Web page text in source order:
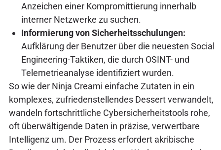
Anzeichen einer Kompromittierung innerhalb
interner Netzwerke zu suchen.
Informierung von Sicherheitsschulungen:
Aufklärung der Benutzer über die neuesten Social
Engineering-Taktiken, die durch OSINT- und
Telemetrieanalyse identifiziert wurden.
So wie der Ninja Creami einfache Zutaten in ein
komplexes, zufriedenstellendes Dessert verwandelt,
wandeln fortschrittliche Cybersicherheitstools rohe,
oft überwältigende Daten in präzise, verwertbare
Intelligenz um. Der Prozess erfordert akribische